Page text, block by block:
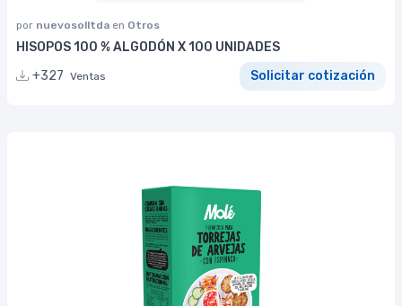
por nuevosolltda en Otros
HISOPOS 100 % ALGODÓN X 100 UNIDADES
+327 Ventas Solicitar cotización